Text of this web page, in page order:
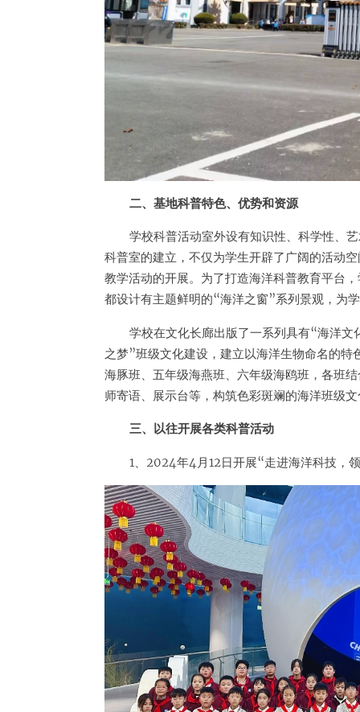
二、基地科普特色、优势和资源
学校科普活动室外设有知识性、科学性、
科普室的建立，不仅为学生开辟了广阔的活动
教学活动的开展。为了打造海洋科普教育平台
都设计有主题鲜明的“海洋之窗”系列景观，为
学校在文化长廊出版了一系列具有“海洋
之梦”班级文化建设，建立以海洋生物命名的
海豚班、五年级海燕班、六年级海鸥班，各班
师寄语、展示台等，构筑色彩斑斓的海洋班级
三、以往开展各类科普活动
1、2024年4月12日开展“走进海洋科技，